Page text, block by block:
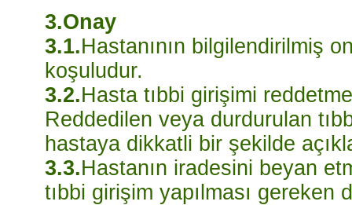
3.Onay
3.1.Hastanının bilgilendirilmiş
koşuludur.
3.2.Hasta tıbbi girişimi
Reddedilen veya durdurulan
hastaya dikkatli bir şekilde
3.3.Hastanın iradesini beyan
tıbbi girişim yapılması